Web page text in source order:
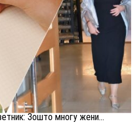
Зошто многу жени...